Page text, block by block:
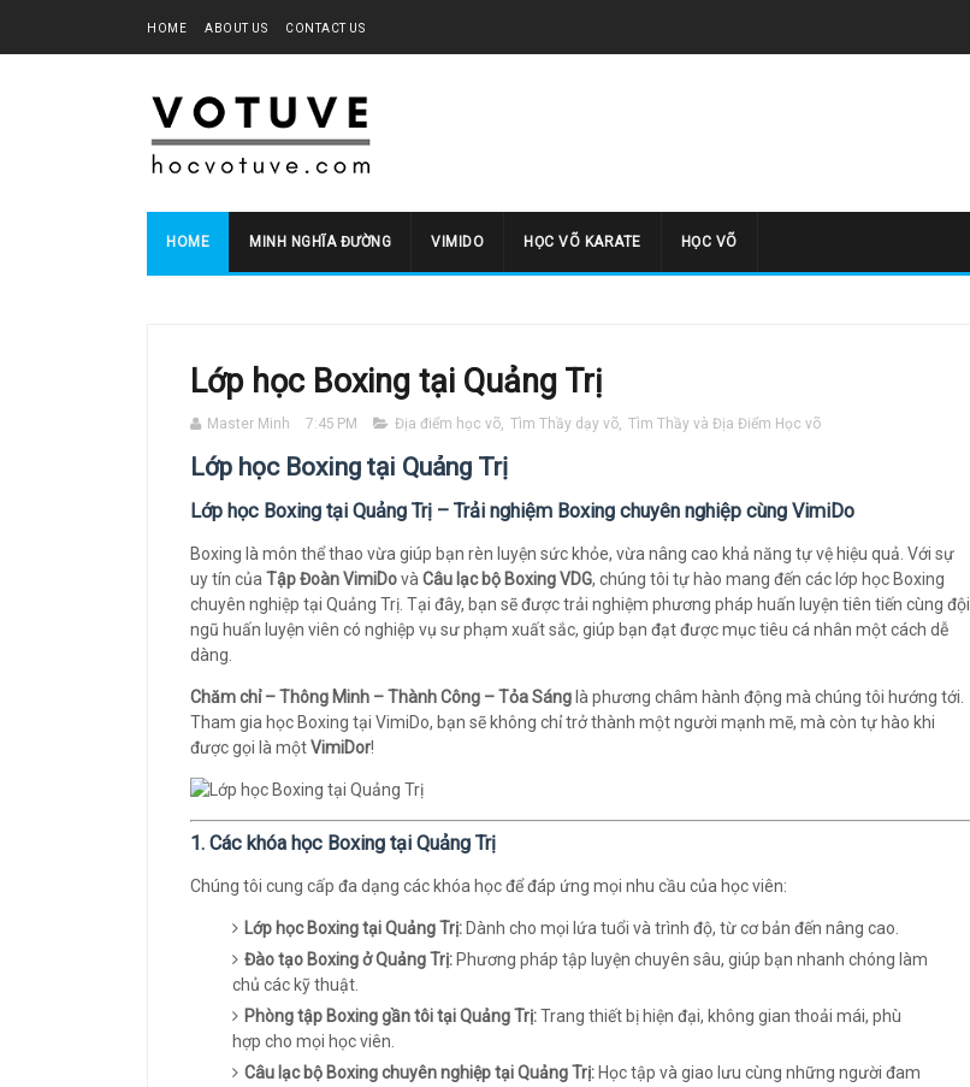
HOME ABOUT US CONTACT US
HOME MINH NGHĨA ĐƯỜNG VIMIDO HỌC VÕ KARATE HỌC VÕ
Lớp học Boxing tại Quảng Trị
Master Minh 7:45 PM Địa điểm học võ, Tìm Thầy dạy võ, Tìm Thầy và Địa Điểm Học võ
Lớp học Boxing tại Quảng Trị
Lớp học Boxing tại Quảng Trị – Trải nghiệm Boxing chuyên nghiệp cùng VimiDo
Boxing là môn thể thao vừa giúp bạn rèn luyện sức khỏe, vừa nâng cao khả năng tự vệ hiệu quả. Với sự
uy tín của Tập Đoàn VimiDovà Câu lạc bộ Boxing VDG, chúng tôi tự hào mang đến các lớp học Boxing
chuyên nghiệp tại Quảng Trị. Tại đây, bạn sẽ được trải nghiệm phương pháp huấn luyện tiên tiến cùng đội
ngũ huấn luyện viên có nghiệp vụ sư phạm xuất sắc, giúp bạn đạt được mục tiêu cá nhân một cách dễ
dàng.
Chăm chỉ – Thông Minh – Thành Công – Tỏa Sáng là phương châm hành động mà chúng tôi hướng tới.
Tham gia học Boxing tại VimiDo, bạn sẽ không chỉ trở thành một người mạnh mẽ, mà còn tự hào khi
được gọi là mộtVimiDor!
1. Các khóa học Boxing tại Quảng Trị
Chúng tôi cung cấp đa dạng các khóa học để đáp ứng mọi nhu cầu của học viên:
Lớp học Boxing tại Quảng Trị: Dành cho mọi lứa tuổi và trình độ, từ cơ bản đến nâng cao.
Đào tạo Boxing ở Quảng Trị: Phương pháp tập luyện chuyên sâu, giúp bạn nhanh chóng làm
chủ các kỹ thuật.
Phòng tập Boxing gần tôi tại Quảng Trị:Trang thiết bị hiện đại, không gian thoải mái, phù
hợp cho mọi học viên.
Câu lạc bộ Boxing chuyên nghiệp tại Quảng Trị: Học tập và giao lưu cùng những người đam